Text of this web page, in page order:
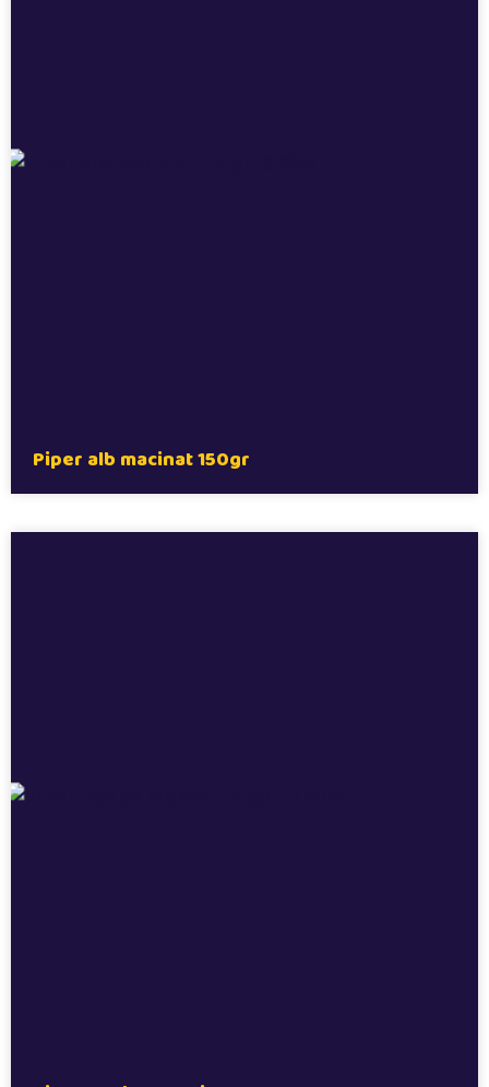
Piper alb macinat 150gr